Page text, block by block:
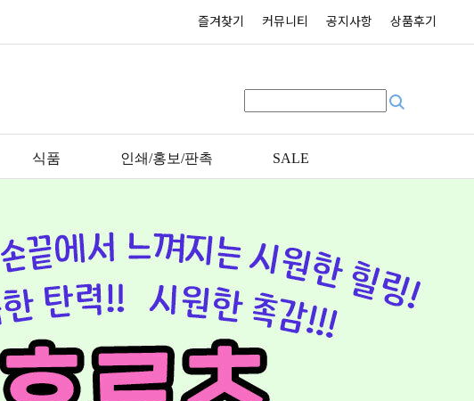
즐겨찾기 커뮤니티 공지사항 상품후기
식품 인쇄/홍보/판촉 SALE